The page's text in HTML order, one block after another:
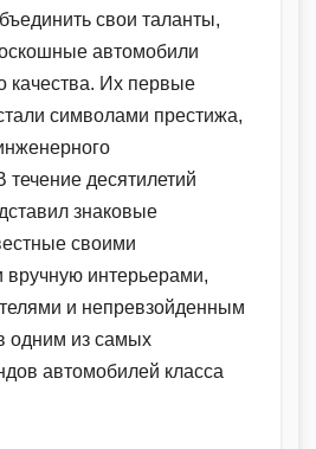
свои таланты,
автомобили
качества. Их первые
символами престижа,
десятилетий
знаковые
своими
вручную интерьерами,
и непревзойденным
одним из самых
автомобилей класса